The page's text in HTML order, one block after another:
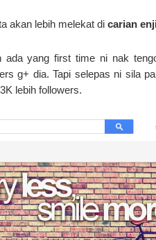
akan lebih melekat di carian
yang first time ni nak
g+ dia. Tapi selepas ni sila
lebih followers.